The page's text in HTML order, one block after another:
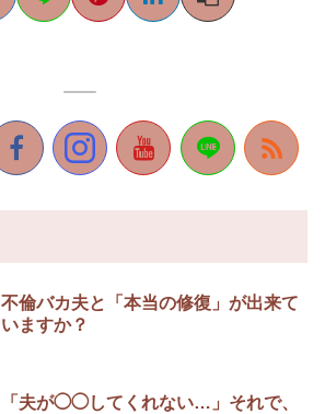
不倫バカ夫と「本当の修復」が出来て
いますか？
「夫が◯◯してくれない…」それで、